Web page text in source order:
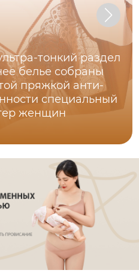
тонкий раздел
белье собраны
пряжкой анти-
специальный
женщин